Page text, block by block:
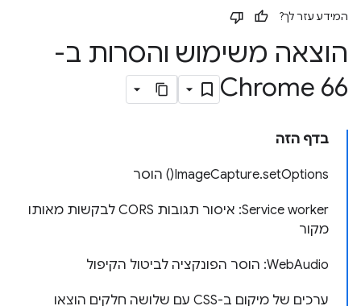
המידע עזר לך?
הוצאה משימוש והסרות ב-
Chrome 66
בדף הזה
ImageCapture.setOptions() הוסר
Service worker: איסור תגובות CORS לבקשות מאותו
מקור
WebAudio: הוסר הפונקציה לביטול הקיפול
ערכים של מיקום ב-CSS עם שלושה חלקים הוצאו